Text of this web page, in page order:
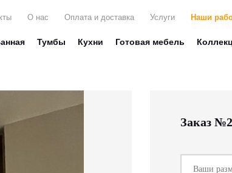
О нас Оплата и доставка Услуги Наши
Тумбы Кухни Готовая мебель
Заказ